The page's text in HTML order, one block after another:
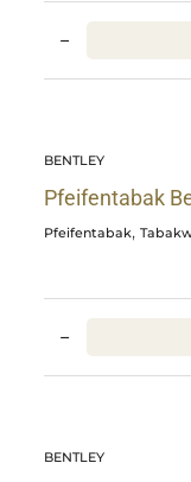
−
Bentley
Classic
One
BENTLEY
Pfeifentabak
Pfeifentabak,
−
Bentley
BENTLEY